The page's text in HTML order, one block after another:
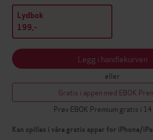
Lydbok
199,-
Legg i handlekurven
eller
Gratis i appen med EBOK
Prøv EBOK Premium gratis i
Kan spilles i våre gratis apper for iPhone/